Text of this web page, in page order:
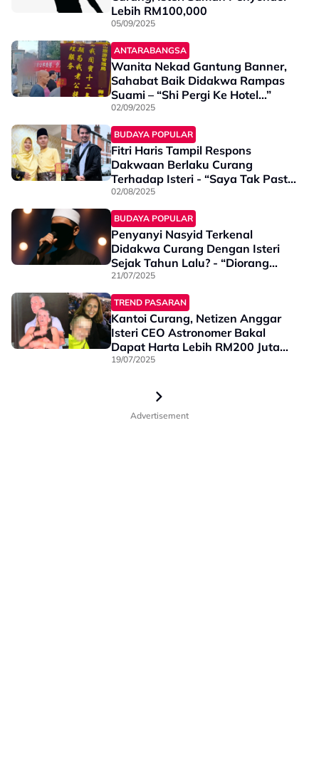
Lebih RM100,000
05/09/2025
ANTARABANGSA
Wanita Nekad Gantung Banner,
Sahabat Baik Didakwa Rampas
Suami – “Shi Pergi Ke Hotel…”
02/09/2025
BUDAYA POPULAR
Fitri Haris Tampil Respons
Dakwaan Berlaku Curang
Terhadap Isteri - “Saya Tak Pasti
Kenapa Nama Dipetik”
02/08/2025
BUDAYA POPULAR
Penyanyi Nasyid Terkenal
Didakwa Curang Dengan Isteri
Sejak Tahun Lalu? - “Diorang
Selalu Dating Kat…”
21/07/2025
TREND PASARAN
Kantoi Curang, Netizen Anggar
Isteri CEO Astronomer Bakal
Dapat Harta Lebih RM200 Juta
Jika Berpisah
19/07/2025
Advertisement